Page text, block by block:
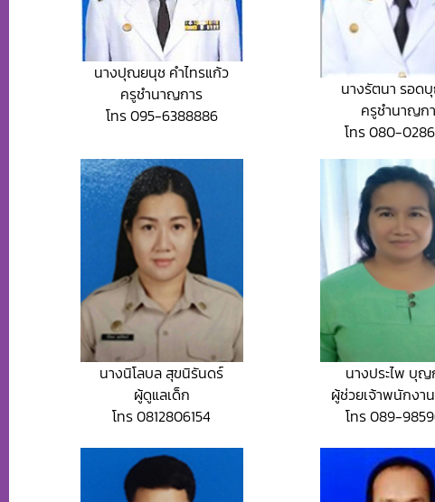
นางปุณยนุช คำไทรแก้ว
ครูชำนาญการ
โทร 095-6388886
นางรัตนา รอด
ครูชำนาญก
โทร 080-
นางนิโลบล สุขนิรันดร์
ผู้ดูแลเด็ก
โทร 0812806154
นางประไพ บุ
ผู้ช่วยเจ้าพนักงา
โทร 089-